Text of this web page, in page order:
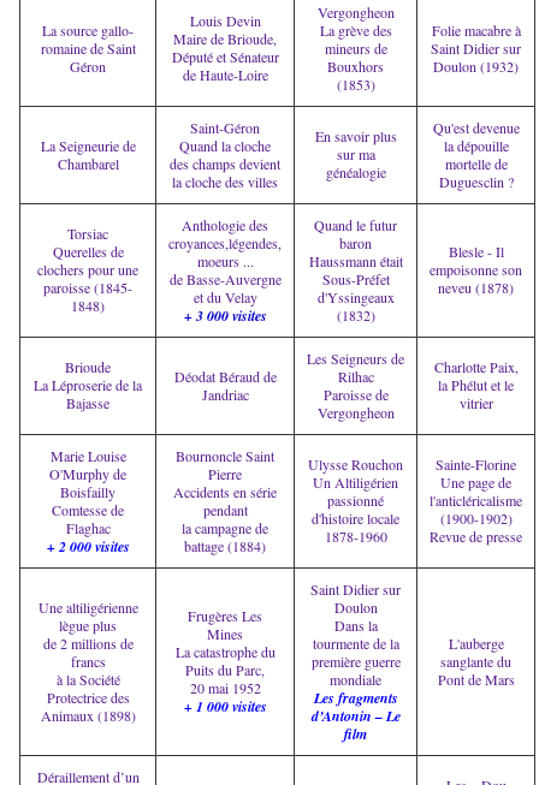
La source gallo-
romaine de Saint
Géron
Louis Devin
Maire de Brioude,
Député et Sénateur
de Haute-Loire
Vergongheon
La grève des
mineurs de
Bouxhors
(1853)
Folie macabre à
Saint Didier sur
Doulon (1932)
La Seigneurie de
Chambarel
Saint-Géron
Quand la cloche
des champs devient
la cloche des villes
En savoir plus
sur ma
généalogie
Qu'est devenue
la dépouille
mortelle de
Duguesclin ?
Torsiac
Querelles de
clochers pour une
paroisse (1845-
1848)
Anthologie des
croyances,légendes,
moeurs ...
de Basse-Auvergne
et du Velay
+ 3 000 visites
Quand le futur
baron
Haussmann était
Sous-Préfet
d'Yssingeaux
(1832)
Blesle - Il
empoisonne son
neveu (1878)
Brioude
La Léproserie de la
Bajasse
Déodat Béraud de
Jandriac
Les Seigneurs de
Rilhac
Paroisse de
Vergongheon
Charlotte Paix,
la Phélut et le
vitrier
Marie Louise
O'Murphy de
Boisfailly
Comtesse de
Flaghac
+ 2 000 visites
Bournoncle Saint
Pierre
Accidents en série
pendant
la campagne de
battage (1884)
Ulysse Rouchon
Un Altiligérien
passionné
d'histoire locale
1878-1960
Sainte-Florine
Une page de
l'anticléricalisme
(1900-1902)
Revue de presse
Une altiligérienne
lègue plus
de 2 millions de
francs
à la Société
Protectrice des
Animaux (1898)
Frugères Les
Mines
La catastrophe du
Puits du Parc,
20 mai 1952
+ 1 000 visites
Saint Didier sur
Doulon
Dans la
tourmente de la
première guerre
mondiale
Les fragments
d’Antonin – Le
film
L'auberge
sanglante du
Pont de Mars
Déraillement d’un